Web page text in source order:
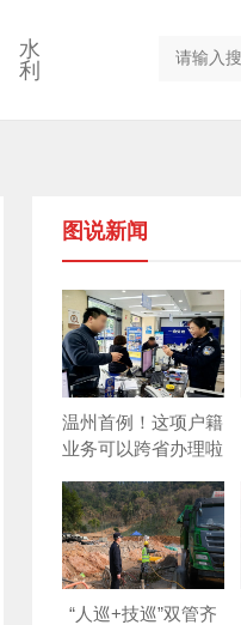
水
利
图说新闻
温州首例！这项户籍
业务可以跨省办理啦
“人巡+技巡”双管齐